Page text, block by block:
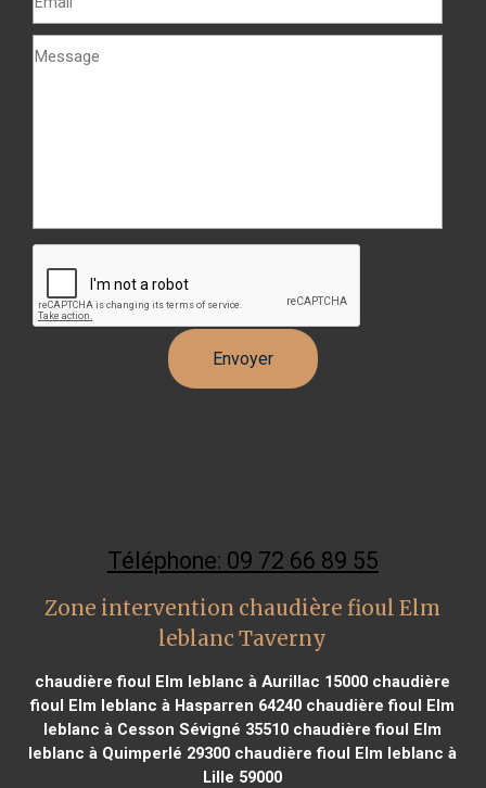
Téléphone: 09 72 66 89 55
Zone intervention chaudière fioul Elm
leblanc Taverny
chaudière fioul Elm leblanc à Aurillac 15000 chaudière
fioul Elm leblanc à Hasparren 64240 chaudière fioul Elm
leblanc à Cesson Sévigné 35510 chaudière fioul Elm
leblanc à Quimperlé 29300 chaudière fioul Elm leblanc à
Lille 59000